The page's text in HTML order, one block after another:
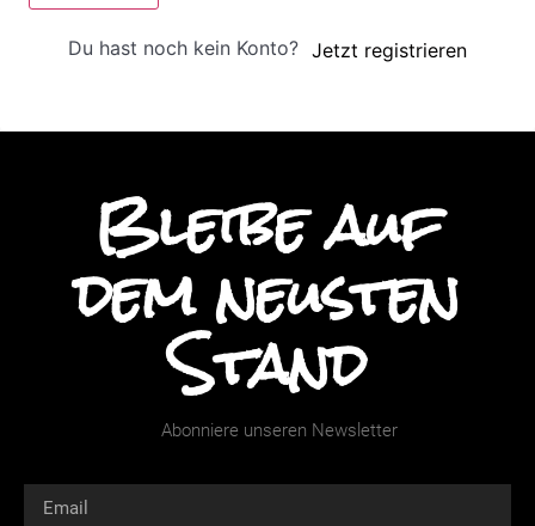
Du hast noch kein Konto? Jetzt registrieren
Bleibe auf
dem neusten
Stand
Abonniere unseren Newsletter